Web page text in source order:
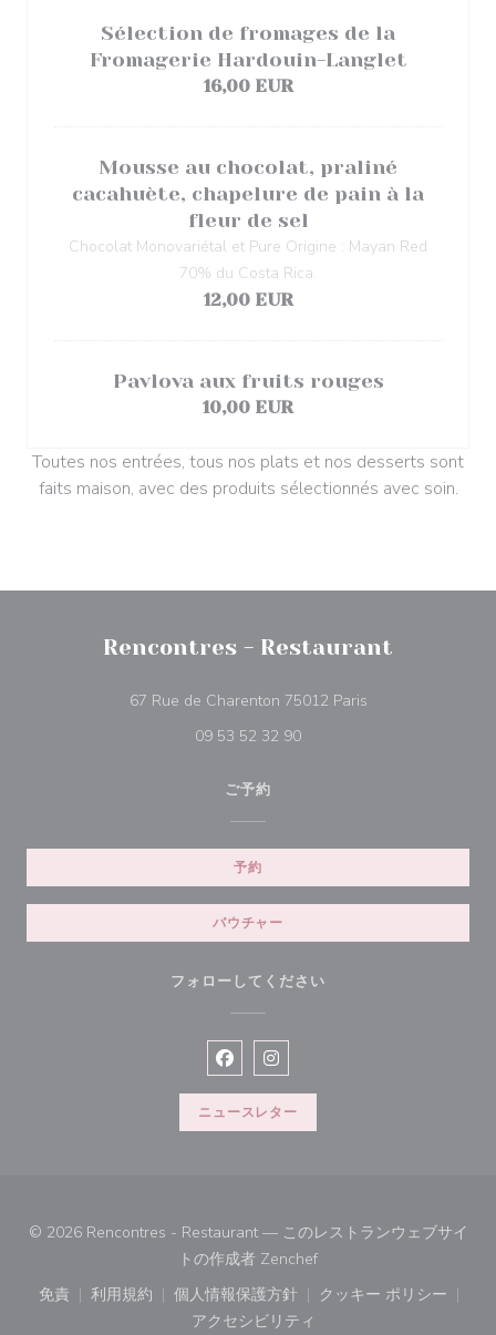
Sélection de fromages de la
Fromagerie Hardouin-Langlet
16,00 EUR
Mousse au chocolat, praliné
cacahuète, chapelure de pain à la
fleur de sel
Chocolat Monovariétal et Pure Origine : Mayan Red
70% du Costa Rica.
12,00 EUR
Pavlova aux fruits rouges
10,00 EUR
Toutes nos entrées, tous nos plats et nos desserts sont
faits maison, avec des produits sélectionnés avec soin.
Rencontres - Restaurant
67 Rue de Charenton 75012 Paris((新しいウィンド
09 53 52 32 90
ご予約
予約
バウチャー
フォローしてください
Facebook ((新しいウィンドウで
Instagram ((新しいウィンド
ニュースレター
© 2026 Rencontres - Restaurant — このレストランウェブサイ
トの作成者 Zenchef((新しいウィンドウで開
免責
((新しいウィンドウで開きます))
利用規約
((新しいウィンドウで開きます))
個人情報保護方針
((新しいウィンドウで開きます))
クッキー ポリシー
((新しいウィ
アクセシビリティ